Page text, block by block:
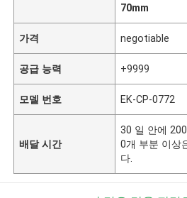
70mm
가격 negotiable
공급 능력 +9999
모델 번호 EK-CP-0772
배달 시간
30 일 안에
0개 부분 이상
다.